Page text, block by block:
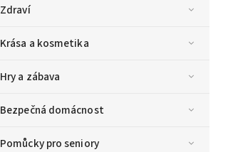
Zdraví
Krása a kosmetika
Hry a zábava
Bezpečná domácnost
Pomůcky pro seniory